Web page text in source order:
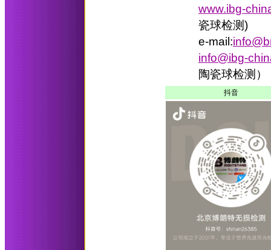
www.ibg-
瓷球检测)
e-mail:
info@ibg-
陶瓷球检测）
抖音